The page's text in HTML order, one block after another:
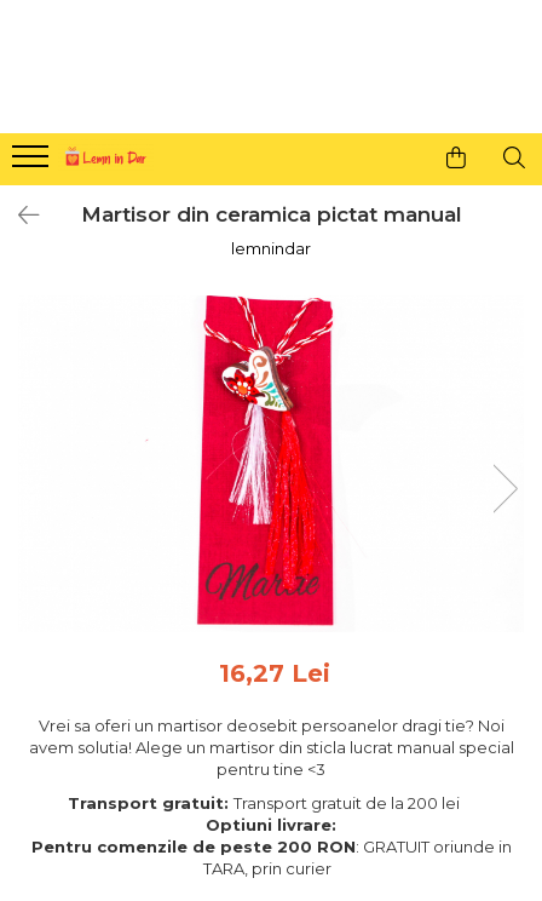
Agende din lemn
Agende 10x10
Semne de carte
Decoratiuni pentru cei dragi
Decoratiuni cu peisaje de iarna
Tablouri personalizate
Insigne
Felicitari din lemn
Felicitari pentru cei dragi
Rame foto din lemn
Martisor din ceramica pictat manual
lemnindar
16,27 Lei
Vrei sa oferi un martisor deosebit persoanelor dragi tie? Noi
avem solutia! Alege un martisor din sticla lucrat manual special
pentru tine <3
Transport gratuit:Transport gratuit de la 200 lei
Optiuni livrare:
Pentru comenzile de peste 200 RON: GRATUIT oriunde in
TARA, prin curier